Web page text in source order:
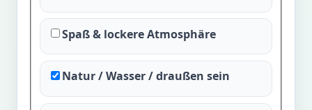
Spaß & lockere Atmosphäre
Natur / Wasser / draußen sein